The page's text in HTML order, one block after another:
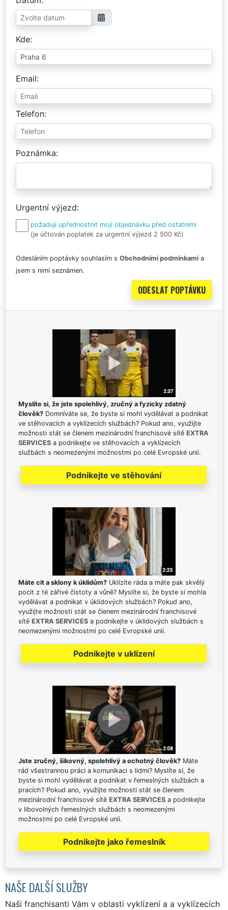
Kde
Email
Telefon
Poznámka
Urgentní výjezd
požaduji upřednostnit moji objednávku před ostatními
(je účtován poplatek za urgentní výjezd 2 500 Kč)
Odesláním poptávky souhlasím s Obchodními podmínkami a
jsem s nimi seznámen.
Myslíte si, že jste spolehlivý, zručný a fyzicky zdatný
člověk? Domníváte se, že byste si mohl vydělávat a podnikat
ve stěhovacích a vyklízecích službách? Pokud ano, využijte
možnosti stát se členem mezinárodní franchisové sítě EXTRA
SERVICES a podnikejte ve stěhovacích a vyklízecích
službách s neomezenými možnostmi po celé Evropské unii.
Podnikejte ve stěhování
Máte cit a sklony k úklidům? Uklízíte ráda a máte pak skvělý
pocit z té zářivé čistoty a vůně? Myslíte si, že byste si mohla
vydělávat a podnikat v úklidových službách? Pokud ano,
využijte možnosti stát se členem mezinárodní franchisové
sítě EXTRA SERVICES a podnikejte v úklidových službách s
neomezenými možnostmi po celé Evropské unii.
Podnikejte v uklízení
Jste zručný, šikovný, spolehlivý a ochotný člověk? Máte
rád všestrannou práci a komunikaci s lidmi? Myslíte si, že
byste si mohl vydělávat a podnikat v řemeslných službách a
pracích? Pokud ano, využijte možnosti stát se členem
mezinárodní franchisové sítě EXTRA SERVICES a podnikejte
v libovolných řemeslných službách s neomezenými
možnostmi po celé Evropské unii.
Podnikejte jako řemeslník
NAŠE DALŠÍ SLUŽBY
Naši franchisanti Vám v oblasti vyklízení a a vyklízecích